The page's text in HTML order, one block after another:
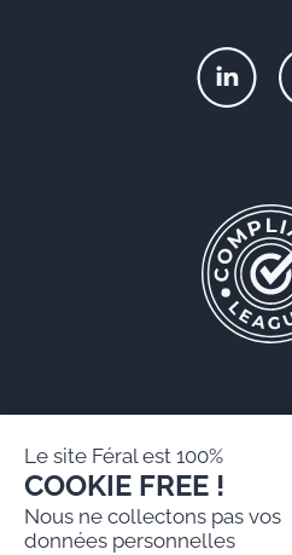
Mentions
Le site Féral est 100%
COOKIE FREE !
Nous ne collectons pas vos
données personnelles